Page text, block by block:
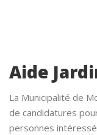
Aide
La Municipalité de
de candidatures
personnes